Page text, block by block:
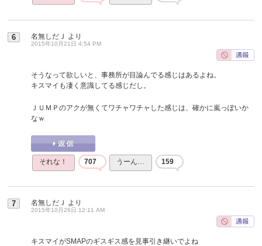
6 名無しだＪ より
2015年10月21日 4:54 PM
そうなって欲しいと、事務所が目論んでる感じはあるよね。
キスマイも凄く意識してる感じだし。
ＪＵＭＰのアクが無くてワチャワチャした感じは、確かに嵐っぽいか
なｗ
それな！ 707 うーん… 159
7 名無しだＪ より
2015年10月26日 12:11 AM
キスマイがSMAPのギスギス感を見事引き継いでよね